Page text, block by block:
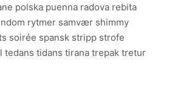
polska puenna radova rebita
rytmer samvær shimmy
soirée spansk stripp strofe
tedans tidans tirana trepak tretur